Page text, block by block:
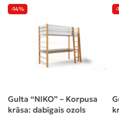
-14%
Gulta “NIKO” – Korpusa
krāsa: dabīgais ozols
-